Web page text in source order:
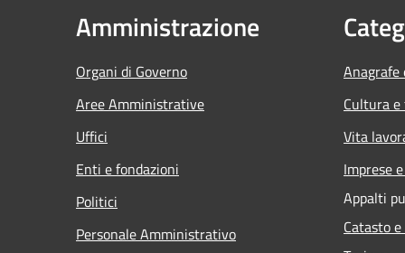
Amministrazione
Organi di Governo
Aree Amministrative
Uffici
Enti e fondazioni
Politici
Personale Amministrativo
Cultura
Vita
Imprese
Appalti
Catasto